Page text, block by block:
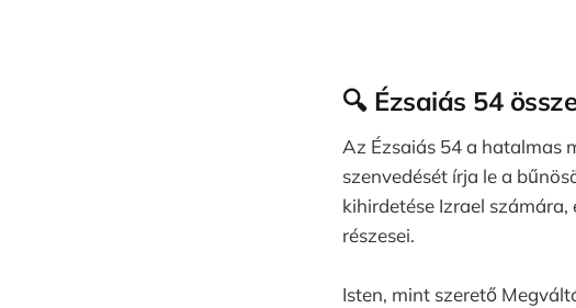
🔍 Ézsaiás 54
Az Ézsaiás 54 a hatalmas
szenvedését írja le a
kihirdetése Izrael
részesei.
Isten, mint szerető